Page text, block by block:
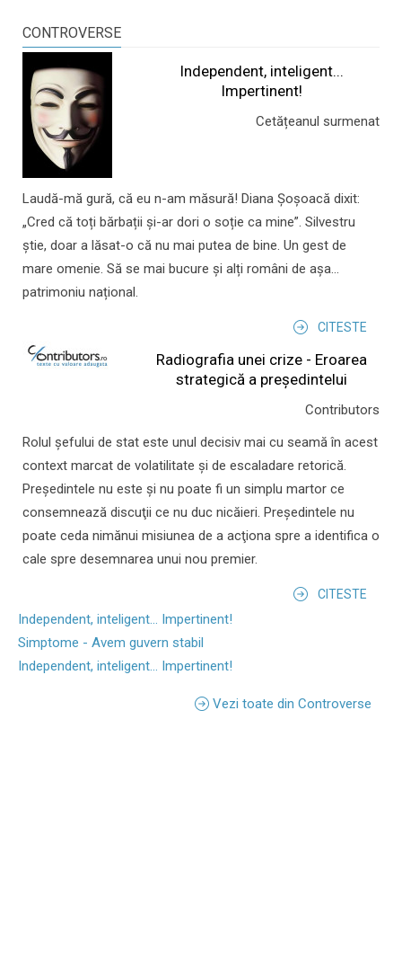
CONTROVERSE
Independent, inteligent...
Impertinent!
Cetățeanul surmenat
Laudă-mă gură, că eu n-am măsură! Diana Șoșoacă dixit:
„Cred că toți bărbații și-ar dori o soție ca mine”. Silvestru
știe, doar a lăsat-o că nu mai putea de bine. Un gest de
mare omenie. Să se mai bucure și alți români de așa...
patrimoniu național.
CITESTE
Radiografia unei crize - Eroarea
strategică a președintelui
Contributors
Rolul şefului de stat este unul decisiv mai cu seamă în acest
context marcat de volatilitate şi de escaladare retorică.
Preşedintele nu este şi nu poate fi un simplu martor ce
consemnează discuţii ce nu duc nicăieri. Preşedintele nu
poate ceda nimănui misiunea de a acţiona spre a identifica o
cale spre desemnarea unui nou premier.
CITESTE
Independent, inteligent... Impertinent!
Simptome - Avem guvern stabil
Independent, inteligent... Impertinent!
Vezi toate din Controverse